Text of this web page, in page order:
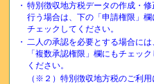
・ 特別徴収地方税データの作成・修
行う場合は、下の「申請権限」欄
チェックしてください。
・ 二人の承認を必要とする場合には
「複数承認権限」欄にもチェッ
ください。
（※２）特別徴収地方税のご利用